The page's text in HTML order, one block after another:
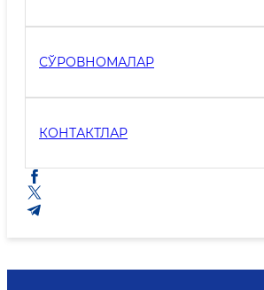
СЎРОВНОМАЛАР
КОНТАКТЛАР